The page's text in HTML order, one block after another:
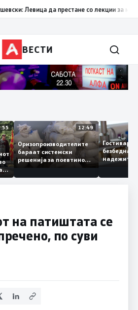
Левица да престане со лекции за морал
ВЕСТИ
12:55
во
12:49
Оризопроизводителите
бараат системски
решенија за поевтино
производство
на патиштата се
по суви